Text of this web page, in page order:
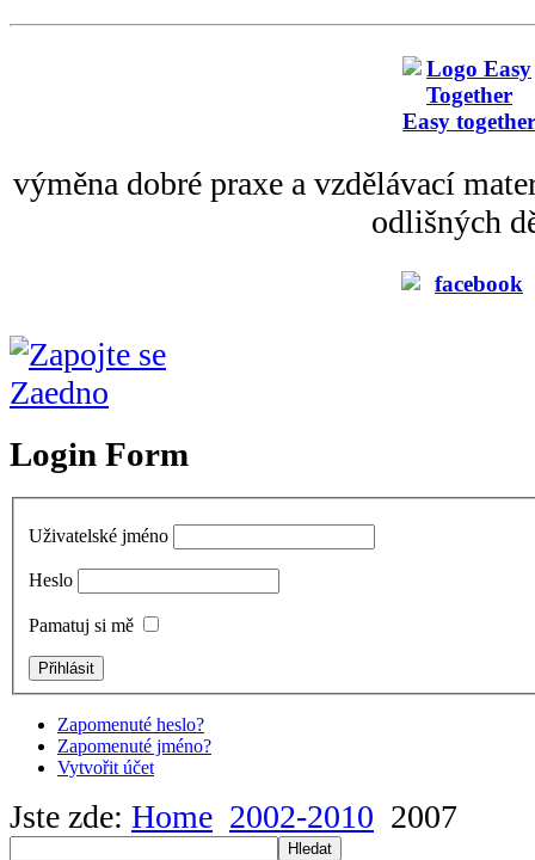
Easy together
výměna dobré praxe a vzdělávací
odlišných
Login Form
Uživatelské jméno
Heslo
Pamatuj si mě
Zapomenuté heslo?
Zapomenuté jméno?
Vytvořit účet
Jste zde: Home 2002-2010 2007
Hledat